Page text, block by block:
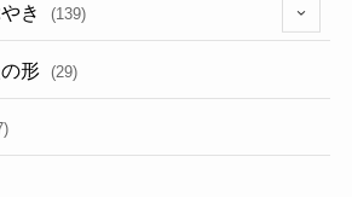
き (139)
形 (29)